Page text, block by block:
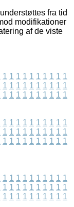
fra tid
modifikationer
af de viste
1 1 1 1 1 1 1 1 1 1
1 1 1 1 1 1 1 1 1 1
1 1 1 1 1 1 1 1 1 1
1 1 1 1 1 1 1 1 1 1
1 1 1 1 1 1 1 1 1 1
1 1 1 1 1 1 1 1 1 1
1 1 1 1 1 1 1 1 1 1
1 1 1 1 1 1 1 1 1 1
1 1 1 1 1 1 1 1 1 1